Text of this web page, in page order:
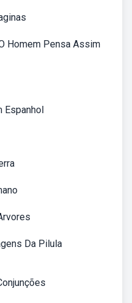
Homem Pensa Assim
Espanhol
Da Pilula